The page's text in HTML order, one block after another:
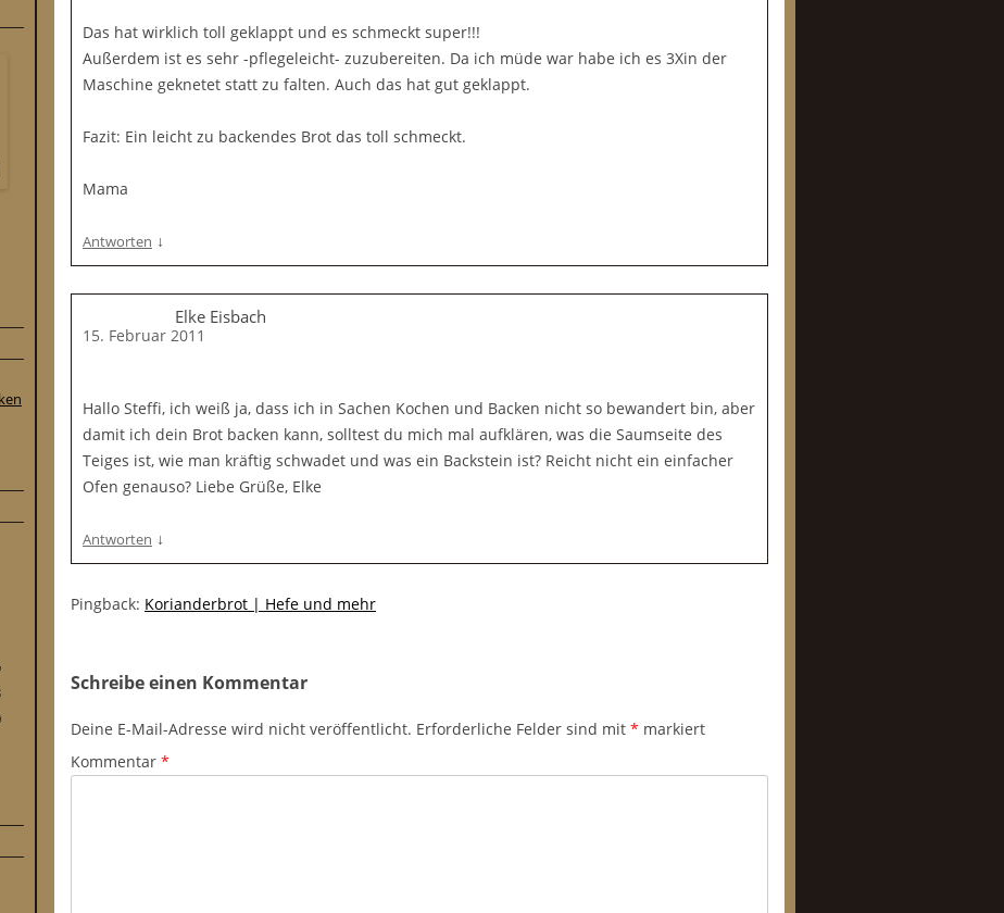
Das hat wirklich toll geklappt und es schmeckt super!!!
Außerdem ist es sehr -pflegeleicht- zuzubereiten. Da ich müde war habe ich es 3Xin der
Maschine geknetet statt zu falten. Auch das hat gut geklappt.
Fazit: Ein leicht zu backendes Brot das toll schmeckt.
Mama
Antworten ↓
Elke Eisbach
15. Februar 2011
Hallo Steffi, ich weiß ja, dass ich in Sachen Kochen und Backen nicht so bewandert bin, aber
damit ich dein Brot backen kann, solltest du mich mal aufklären, was die Saumseite des
Teiges ist, wie man kräftig schwadet und was ein Backstein ist? Reicht nicht ein einfacher
Ofen genauso? Liebe Grüße, Elke
Antworten ↓
Pingback: Korianderbrot | Hefe und mehr
Schreibe einen Kommentar
Deine E-Mail-Adresse wird nicht veröffentlicht. Erforderliche Felder sind mit * markiert
Kommentar *